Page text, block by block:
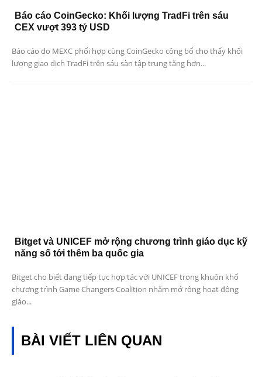
Báo cáo CoinGecko: Khối lượng TradFi trên sáu
CEX vượt 393 tỷ USD
Báo cáo do MEXC phối hợp cùng CoinGecko công bố cho thấy khối
lượng giao dịch TradFi trên sáu sàn tập trung tăng hơn...
Bitget và UNICEF mở rộng chương trình giáo dục kỹ
năng số tới thêm ba quốc gia
Bitget cho biết đang tiếp tục hợp tác với UNICEF trong khuôn khổ
chương trình Game Changers Coalition nhằm mở rộng hoạt động
giáo...
BÀI VIẾT LIÊN QUAN